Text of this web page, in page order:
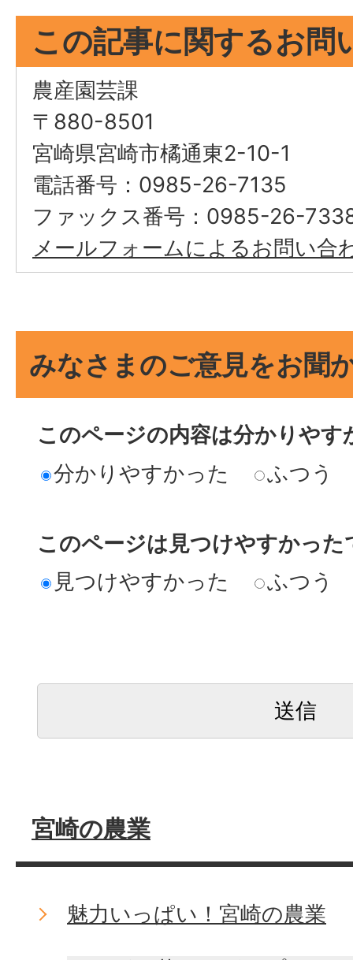
この記事に関するお問
農産園芸課
〒880-8501
宮崎県宮崎市橘通東2-10-1
電話番号：0985-26-7135
ファックス番号：0985-26-
メールフォームによるお問い合
みなさまのご意見をお聞
このページの内容は分かりやす
分かりやすかった
ふつう
このページは見つけやすかった
見つけやすかった
ふつう
宮崎の農業
魅力いっぱい！宮崎の農業